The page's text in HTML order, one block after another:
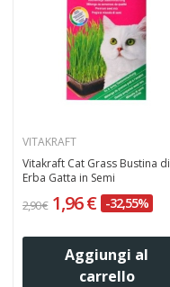
VITAKRAFT
Vitakraft Cat Grass Bustina di
Erba Gatta in Semi
2,90 € 1,96 € -32,55%
Aggiungi al
carrello